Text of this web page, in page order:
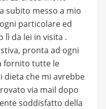
subito messo a mio
particolare ed
lì da lei in visita .
pronta ad ogni
fornito tutte le
dieta che mi avrebbe
via mail dopo
soddisfatto della